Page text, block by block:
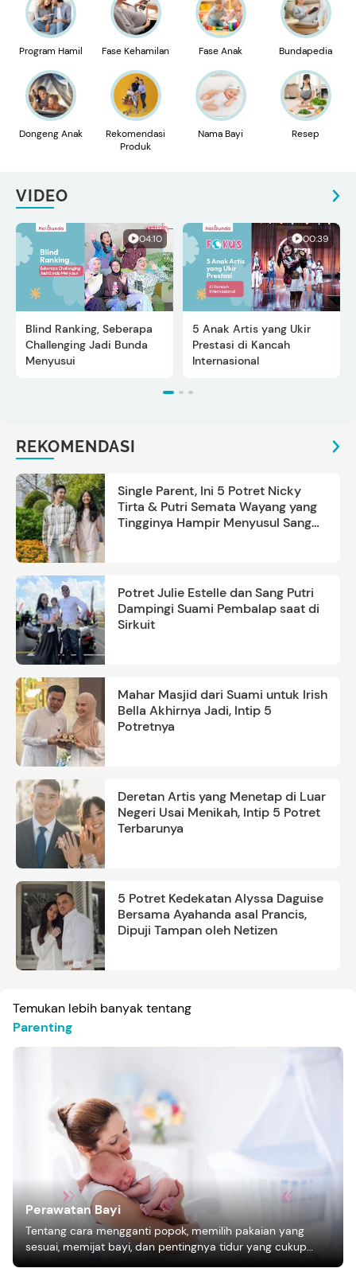
Program Hamil Fase Kehamilan Fase Anak Bundapedia
Dongeng Anak
Rekomendasi
Produk
Nama Bayi Resep
VIDEO
04:10
Blind Ranking, Seberapa
Challenging Jadi Bunda
Menyusui
00:39
5 Anak Artis yang Ukir
Prestasi di Kancah
Internasional
REKOMENDASI
Single Parent, Ini 5 Potret Nicky
Tirta & Putri Semata Wayang yang
Tingginya Hampir Menyusul Sang
Potret Julie Estelle dan Sang Putri
Dampingi Suami Pembalap saat di
Sirkuit
Mahar Masjid dari Suami untuk Irish
Bella Akhirnya Jadi, Intip 5
Potretnya
Deretan Artis yang Menetap di Luar
Negeri Usai Menikah, Intip 5 Potret
Terbarunya
5 Potret Kedekatan Alyssa Daguise
Bersama Ayahanda asal Prancis,
Dipuji Tampan oleh Netizen
Temukan lebih banyak tentang
Parenting
Perawatan Bayi
Tentang cara mengganti popok, memilih pakaian yang
sesuai, memijat bayi, dan pentingnya tidur yang cukup
bagi pertumbuhan bayi.